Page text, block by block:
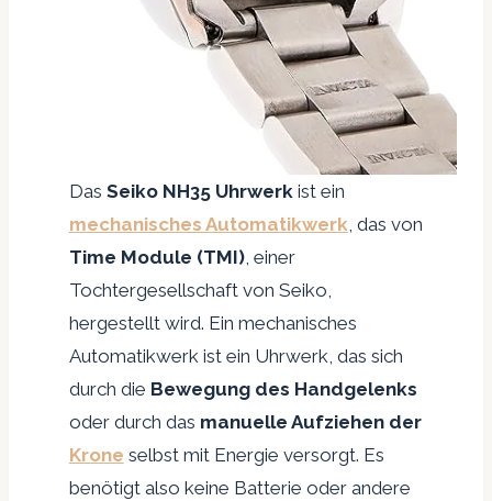
Das Seiko NH35 Uhrwerkist ein
mechanisches Automatikwerk, das von
Time Module (TMI), einer
Tochtergesellschaft von Seiko,
hergestellt wird. Ein mechanisches
Automatikwerk ist ein Uhrwerk, das sich
durch die Bewegung des Handgelenks
oder durch das manuelle Aufziehen der
Krone selbst mit Energie versorgt. Es
benötigt also keine Batterie oder andere